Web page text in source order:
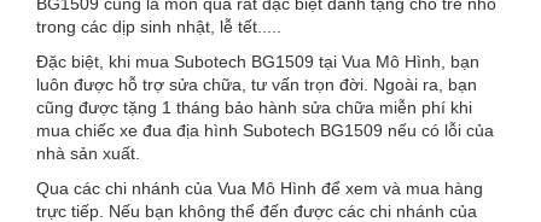
trong các dịp sinh nhật, lễ tết.....
Đặc biệt, khi mua Subotech BG1509 tại Vua Mô Hình, bạn
luôn được hỗ trợ sửa chữa, tư vấn trọn đời. Ngoài ra, bạn
cũng được tặng 1 tháng bảo hành sửa chữa miễn phí khi
mua chiếc xe đua địa hình Subotech BG1509 nếu có lỗi của
nhà sản xuất.
Qua các chi nhánh của Vua Mô Hình để xem và mua hàng
trực tiếp. Nếu bạn không thể đến được các chi nhánh của